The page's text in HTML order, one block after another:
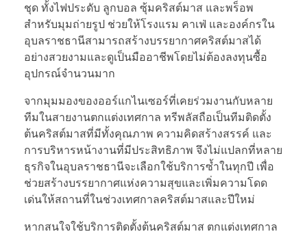
ชุด ทั้งไฟประดับ ลูกบอล ซุ้มคริสต์มาส และพร็อพ
สำหรับมุมถ่ายรูป ช่วยให้โรงแรม คาเฟ่ และองค์กรใน
อุบลราชธานีสามารถสร้างบรรยากาศคริสต์มาสได้
อย่างสวยงามและดูเป็นมืออาชีพโดยไม่ต้องลงทุนซื้อ
อุปกรณ์จำนวนมาก
จากมุมมองของออร์แกไนเซอร์ที่เคยร่วมงานกับหลาย
ทีมในสายงานตกแต่งเทศกาล ทรีพลัสถือเป็นทีมติดตั้ง
ต้นคริสต์มาสที่มีทั้งคุณภาพ ความคิดสร้างสรรค์ และ
การบริหารหน้างานที่มีประสิทธิภาพ จึงไม่แปลกที่หลาย
ธุรกิจในอุบลราชธานีจะเลือกใช้บริการซ้ำในทุกปี เพื่อ
ช่วยสร้างบรรยากาศแห่งความสุขและเพิ่มความโดด
เด่นให้สถานที่ในช่วงเทศกาลคริสต์มาสและปีใหม่
หากสนใจใช้บริการติดตั้งต้นคริสต์มาส ตกแต่งเทศกาล